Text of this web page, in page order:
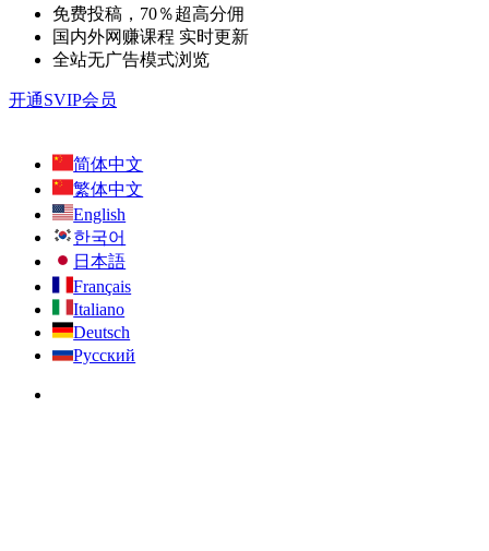
免费投稿，70％超高分佣
国内外网赚课程 实时更新
全站无广告模式浏览
开通SVIP会员
简体中文
繁体中文
English
한국어
日本語
Français
Italiano
Deutsch
Русский